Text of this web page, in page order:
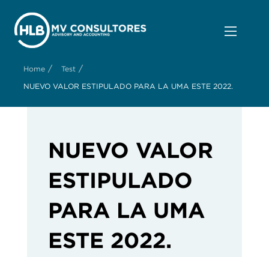
Home / Test /
NUEVO VALOR ESTIPULADO PARA LA UMA ESTE 2022.
NUEVO VALOR
ESTIPULADO
PARA LA UMA
ESTE 2022.